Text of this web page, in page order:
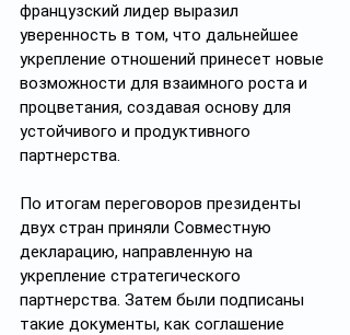
французский лидер выразил
уверенность в том, что дальнейшее
укрепление отношений принесет новые
возможности для взаимного роста и
процветания, создавая основу для
устойчивого и продуктивного
партнерства.
По итогам переговоров президенты
двух стран приняли Совместную
декларацию, направленную на
укрепление стратегического
партнерства. Затем были подписаны
такие документы, как соглашение